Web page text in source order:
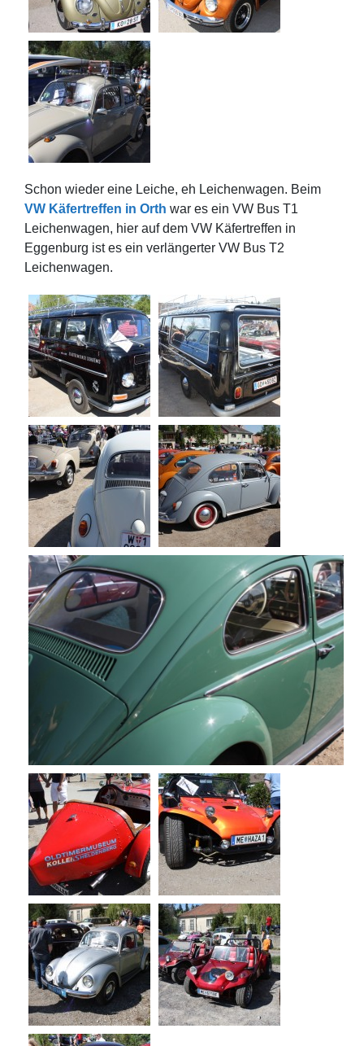
Schon wieder eine Leiche, eh Leichenwagen. Beim
VW Käfertreffen in Orth war es ein VW Bus T1
Leichenwagen, hier auf dem VW Käfertreffen in
Eggenburg ist es ein verlängerter VW Bus T2
Leichenwagen.